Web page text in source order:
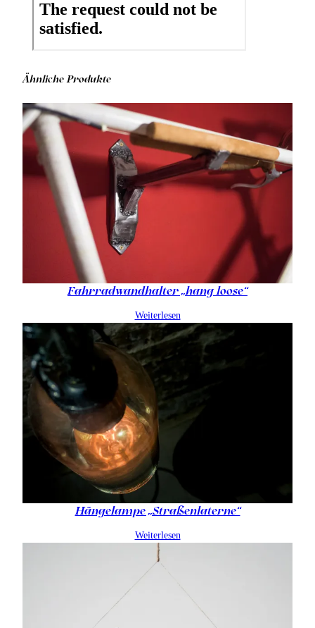
Ähnliche Produkte
Fahrradwandhalter „hang loose“
Weiterlesen
Hängelampe „Straßenlaterne“
Weiterlesen